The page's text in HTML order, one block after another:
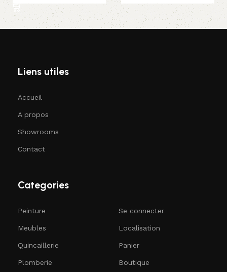
Liens utiles
Accueil
A propos
Showrooms
Contact
Categories
Peinture
Meubles
Quincaillerie
Plomberie
Se connecter
Localisation
Panier
Boutique